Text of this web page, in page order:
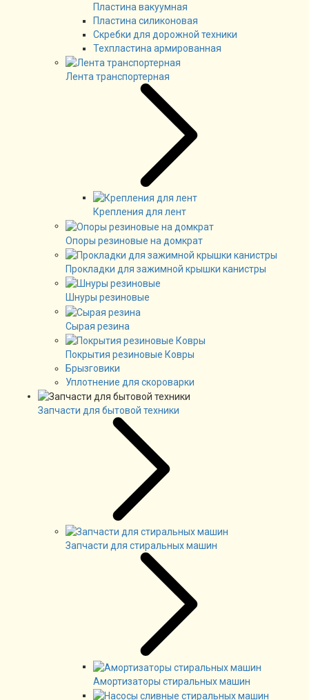
Пластина вакуумная
Пластина силиконовая
Скребки для дорожной техники
Техпластина армированная
Лента транспортерная
Крепления для лент
Опоры резиновые на домкрат
Прокладки для зажимной крышки канистры
Шнуры резиновые
Сырая резина
Покрытия резиновые Ковры
Брызговики
Уплотнение для скороварки
Запчасти для бытовой техники
Запчасти для стиральных машин
Амортизаторы стиральных машин